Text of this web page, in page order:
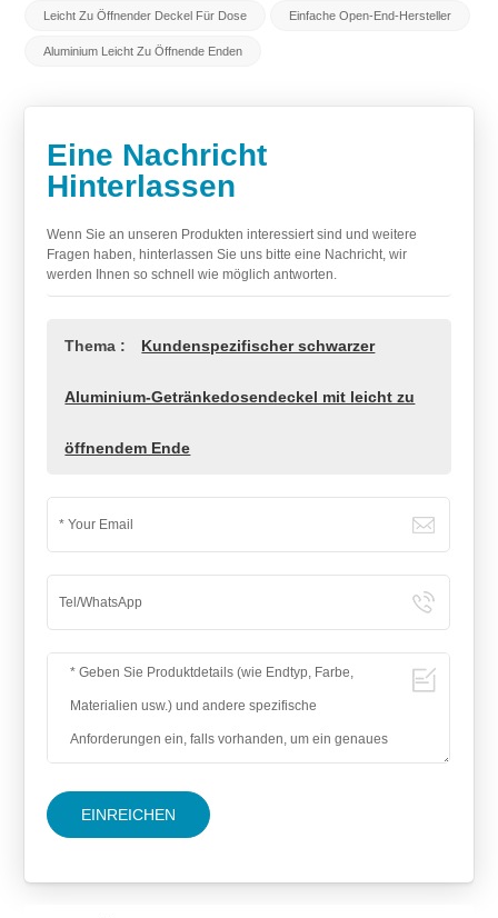
Leicht Zu Öffnender Deckel Für Dose Einfache Open-End-Hersteller
Aluminium Leicht Zu Öffnende Enden
Eine Nachricht
Hinterlassen
Wenn Sie an unseren Produkten interessiert sind und weitere
Fragen haben, hinterlassen Sie uns bitte eine Nachricht, wir
werden Ihnen so schnell wie möglich antworten.
Thema : Kundenspezifischer schwarzer
Aluminium-Getränkedosendeckel mit leicht zu
öffnendem Ende
EINREICHEN